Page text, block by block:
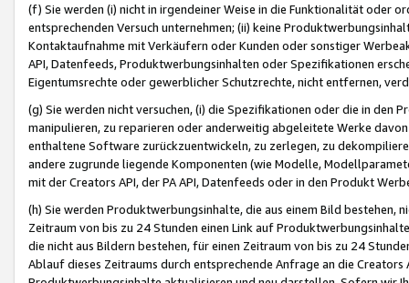
(f) Sie werden (i) nicht in irgendeiner Weise in die Funktionalität oder
entsprechenden Versuch unternehmen; (ii) keine
Kontaktaufnahme mit Verkäufern oder Kunden oder sonstiger
API, Datenfeeds, Produktwerbungsinhalten oder Spezifikationen
Eigentumsrechte oder gewerblicher Schutzrechte, nicht entfernen,
(g) Sie werden nicht versuchen, (i) die Spezifikationen oder die in
manipulieren, zu reparieren oder anderweitig abgeleitete Werke
enthaltene Software zurückzuentwickeln, zu zerlegen, zu
andere zugrunde liegende Komponenten (wie Modelle,
mit der Creators API, der PA API, Datenfeeds oder in den Produkt
(h) Sie werden Produktwerbungsinhalte, die aus einem Bild bestehen,
Zeitraum von bis zu 24 Stunden einen Link auf
die nicht aus Bildern bestehen, für einen Zeitraum von bis zu 24
Ablauf dieses Zeitraums durch entsprechende Anfrage an die